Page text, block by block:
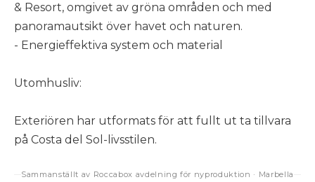
& Resort, omgivet av gröna områden och med
panoramautsikt över havet och naturen.
- Energieffektiva system och material
Utomhusliv:
Exteriören har utformats för att fullt ut ta tillvara
på Costa del Sol-livsstilen.
Sammanställt av Roccabox avdelning för nyproduktion · Marbella